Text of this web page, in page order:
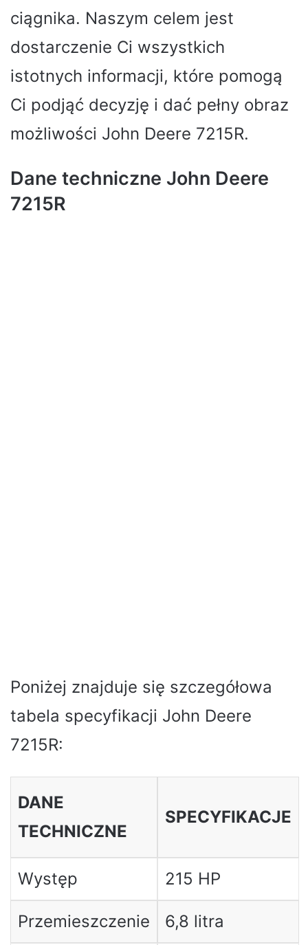
ciągnika. Naszym celem jest
dostarczenie Ci wszystkich
istotnych informacji, które pomogą
Ci podjąć decyzję i dać pełny obraz
możliwości John Deere 7215R.
Dane techniczne John Deere
7215R
Poniżej znajduje się szczegółowa
tabela specyfikacji John Deere
7215R:
DANE
TECHNICZNE
SPECYFIKACJE
Występ 215 HP
Przemieszczenie 6,8 litra